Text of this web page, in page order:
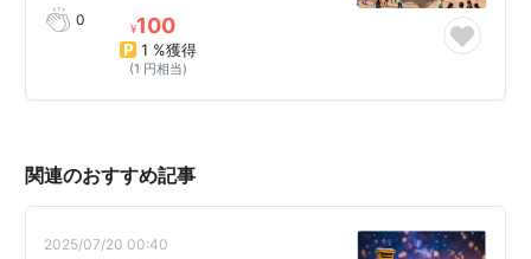
0 ¥100
1 %獲得
(1 円相当)
関連のおすすめ記事
2025/07/20 00:40